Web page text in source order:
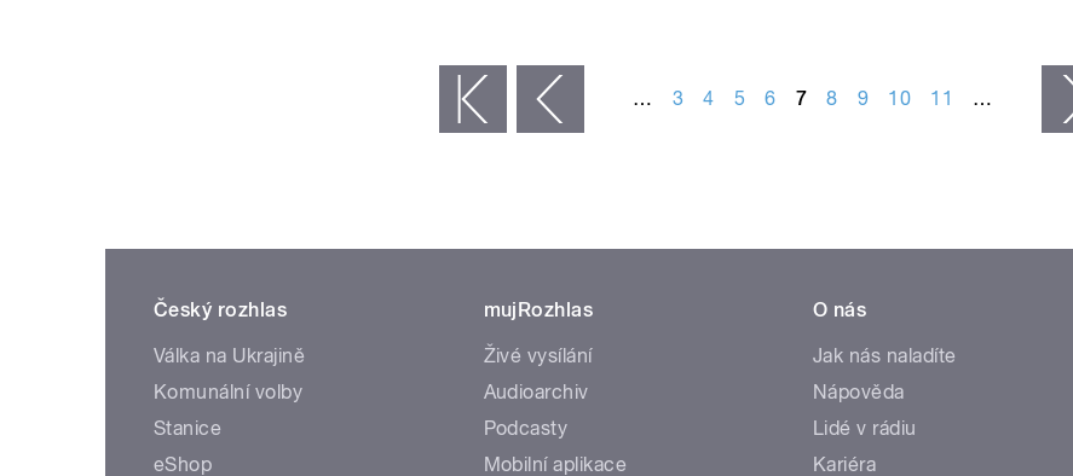
‹ předchozí … 3 4 5 6 7 8 9 10 11 …
Český rozhlas
Válka na Ukrajině
Komunální volby
Stanice
eShop
mujRozhlas
Živé vysílání
Audioarchiv
Podcasty
Mobilní aplikace
O nás
Jak nás naladíte
Nápověda
Lidé v rádiu
Kariéra